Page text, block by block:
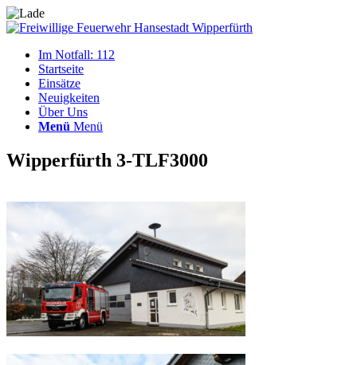
Im Notfall: 112
Startseite
Einsätze
Neuigkeiten
Über Uns
Menü Menü
Wipperfürth 3-TLF3000